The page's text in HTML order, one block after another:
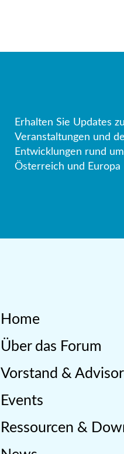
Erhalten Sie Updates
Veranstaltungen und
Entwicklungen rund
Österreich und
Home
Über das Forum
Vorstand & Advisor
Events
Ressourcen &